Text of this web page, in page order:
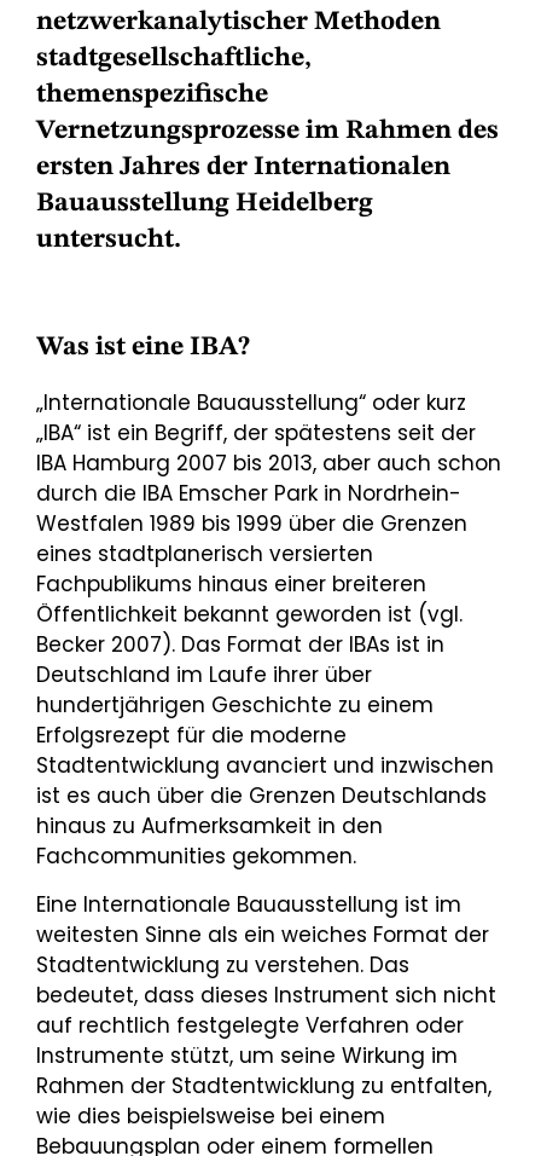
netzwerkanalytischer Methoden
stadtgesellschaftliche,
themenspezifische
Vernetzungsprozesse im Rahmen des
ersten Jahres der Internationalen
Bauausstellung Heidelberg
untersucht.
Was ist eine IBA?
„Internationale Bauausstellung“ oder kurz
„IBA“ ist ein Begriff, der spätestens seit der
IBA Hamburg 2007 bis 2013, aber auch schon
durch die IBA Emscher Park in Nordrhein-
Westfalen 1989 bis 1999 über die Grenzen
eines stadtplanerisch versierten
Fachpublikums hinaus einer breiteren
Öffentlichkeit bekannt geworden ist (vgl.
Becker 2007). Das Format der IBAs ist in
Deutschland im Laufe ihrer über
hundertjährigen Geschichte zu einem
Erfolgsrezept für die moderne
Stadtentwicklung avanciert und inzwischen
ist es auch über die Grenzen Deutschlands
hinaus zu Aufmerksamkeit in den
Fachcommunities gekommen.
Eine Internationale Bauausstellung ist im
weitesten Sinne als ein weiches Format der
Stadtentwicklung zu verstehen. Das
bedeutet, dass dieses Instrument sich nicht
auf rechtlich festgelegte Verfahren oder
Instrumente stützt, um seine Wirkung im
Rahmen der Stadtentwicklung zu entfalten,
wie dies beispielsweise bei einem
Bebauungsplan oder einem formellen